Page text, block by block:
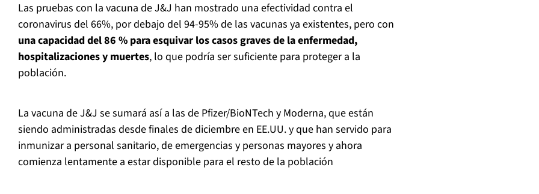
Las pruebas con la vacuna de J&J han mostrado una efectividad contra el
coronavirus del 66%, por debajo del 94-95% de las vacunas ya existentes, pero con
una capacidad del 86 % para esquivar los casos graves de la enfermedad,
hospitalizaciones y muertes, lo que podría ser suficiente para proteger a la
población.
La vacuna de J&J se sumará así a las de Pfizer/BioNTech y Moderna, que están
siendo administradas desde finales de diciembre en EE.UU. y que han servido para
inmunizar a personal sanitario, de emergencias y personas mayores y ahora
comienza lentamente a estar disponible para el resto de la población